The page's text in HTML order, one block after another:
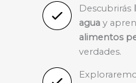
Descubrirás
agua y
alimentos
verdades.